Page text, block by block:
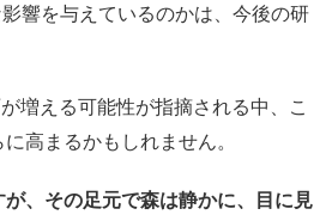
響を与えているのかは、今後の研
増える可能性が指摘される中、こ
高まるかもしれません。
、その足元で森は静かに、目に見